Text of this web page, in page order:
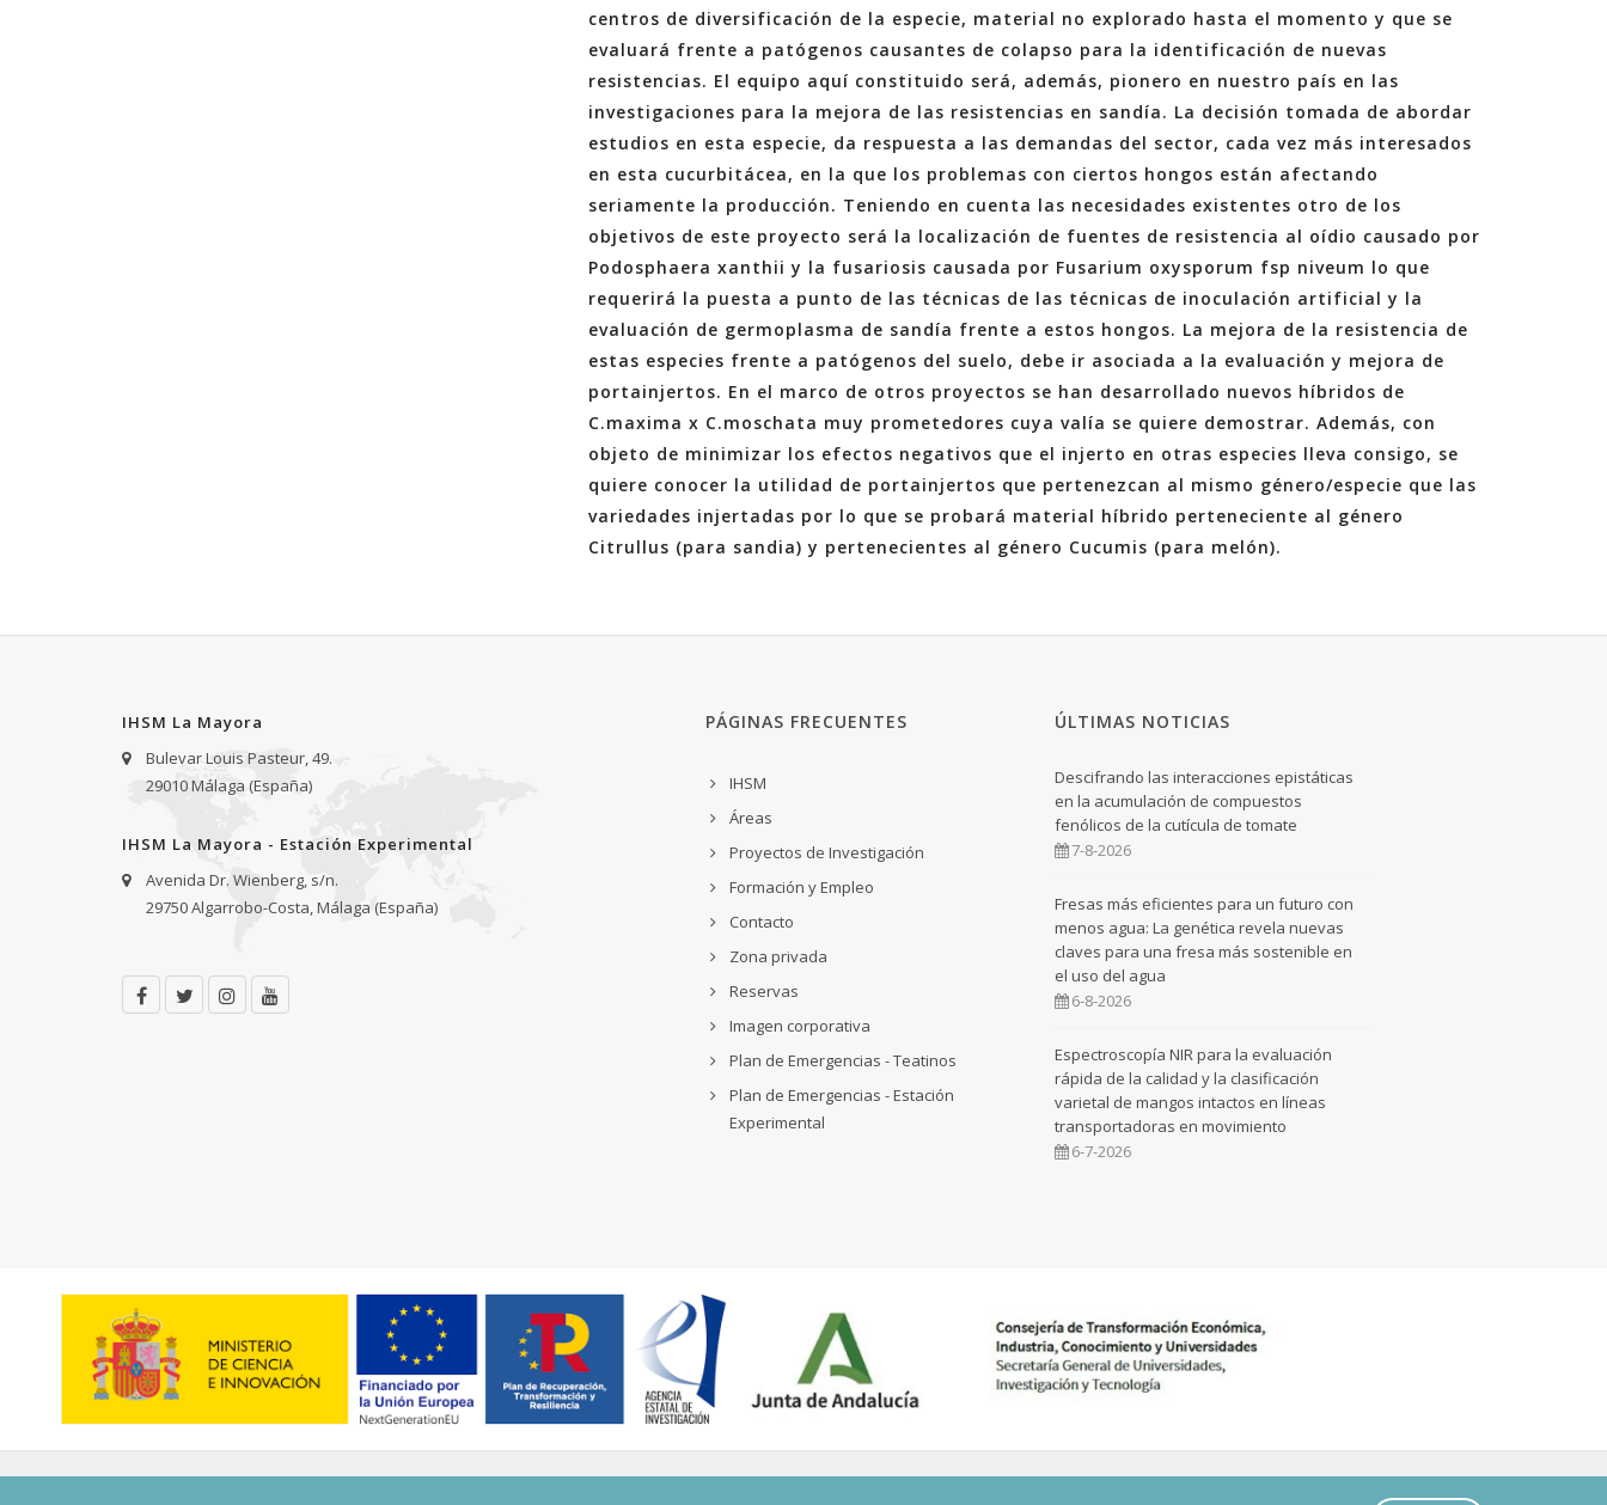
centros de diversificación de la especie, material no explorado hasta el momento y que se
evaluará frente a patógenos causantes de colapso para la identificación de nuevas
resistencias. El equipo aquí constituido será, además, pionero en nuestro país en las
investigaciones para la mejora de las resistencias en sandía. La decisión tomada de abordar
estudios en esta especie, da respuesta a las demandas del sector, cada vez más interesados
en esta cucurbitácea, en la que los problemas con ciertos hongos están afectando
seriamente la producción. Teniendo en cuenta las necesidades existentes otro de los
objetivos de este proyecto será la localización de fuentes de resistencia al oídio causado por
Podosphaera xanthii y la fusariosis causada por Fusarium oxysporum fsp niveum lo que
requerirá la puesta a punto de las técnicas de las técnicas de inoculación artificial y la
evaluación de germoplasma de sandía frente a estos hongos. La mejora de la resistencia de
estas especies frente a patógenos del suelo, debe ir asociada a la evaluación y mejora de
portainjertos. En el marco de otros proyectos se han desarrollado nuevos híbridos de
C.maxima x C.moschata muy prometedores cuya valía se quiere demostrar. Además, con
objeto de minimizar los efectos negativos que el injerto en otras especies lleva consigo, se
quiere conocer la utilidad de portainjertos que pertenezcan al mismo género/especie que las
variedades injertadas por lo que se probará material híbrido perteneciente al género
Citrullus (para sandia) y pertenecientes al género Cucumis (para melón).
IHSM La Mayora
Bulevar Louis Pasteur, 49.
29010 Málaga (España)
IHSM La Mayora - Estación Experimental
Avenida Dr. Wienberg, s/n.
29750 Algarrobo-Costa, Málaga (España)
PÁGINAS FRECUENTES
IHSM
Áreas
Proyectos de Investigación
Formación y Empleo
Contacto
Zona privada
Reservas
Imagen corporativa
Plan de Emergencias - Teatinos
Plan de Emergencias - Estación
Experimental
ÚLTIMAS NOTICIAS
Descifrando las interacciones epistáticas
en la acumulación de compuestos
fenólicos de la cutícula de tomate
7-8-2026
Fresas más eficientes para un futuro con
menos agua: La genética revela nuevas
claves para una fresa más sostenible en
el uso del agua
6-8-2026
Espectroscopía NIR para la evaluación
rápida de la calidad y la clasificación
varietal de mangos intactos en líneas
transportadoras en movimiento
6-7-2026